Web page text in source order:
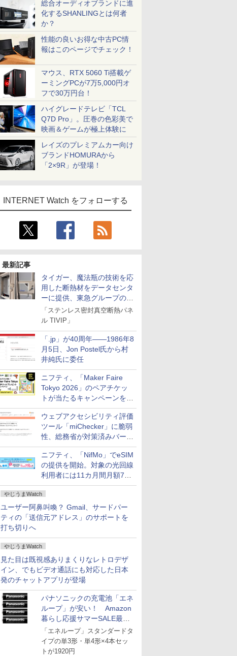
総合オーディオブランドに進
化するSHANLINGとは何者
か？
性能の良いお得な中古PC情
報はこのページでチェック！
マウス、RTX 5060 Ti搭載ゲ
ーミングPCが7万5,000円オ
フで30万円台！
ハイグレードテレビ「TCL
Q7D Pro」。圧巻の色彩美で
映画＆ゲームが極上体験に
レイズのプレミアムカー向け
ブランドHOMURAから
「2×9R」が登場！
INTERNET Watch をフォローする
最新記事
タイガー、魔法瓶の技術を応
用した断熱材をデータセンタ
ーに提供、東急グループの実
証実験で
「ステンレス密封真空断熱パネ
ル TIVIP」
「.jp」が40周年――1986年8
月5日、Jon Postel氏から村
井純氏に委任
ニフティ、「Maker Faire
Tokyo 2026」のペアチケッ
トが当たるキャンペーンをX
で実施。8月16日まで
ウェブアクセシビリティ評価
ツール「miChecker」に脆弱
性、総務省が対策済みバージ
ョンへの更新を呼び掛け
ニフティ、「NifMo」でeSIM
の提供を開始。対象の光回線
利用者には11カ月間月額770
円割引のキャンペーン
やじうまWatch
ユーザー阿鼻叫喚？ Gmail、サードパー
ティの「送信元アドレス」のサポートを
打ち切りへ
やじうまWatch
見た目は既視感ありまくりなレトロデザ
イン、でもビデオ通話にも対応した日本
発のチャットアプリが登場
パナソニックの充電池「エネ
ループ」が安い！ Amazon
暮らし応援サマーSALE最終
日
「エネループ」スタンダードタ
イプの単3形・単4形×4本セッ
トが1920円